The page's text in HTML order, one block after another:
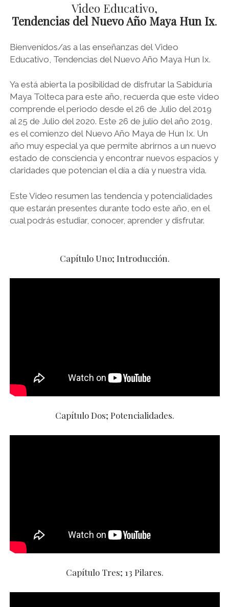
Video Educativo,
Tendencias del Nuevo Año Maya Hun Ix.
Bienvenidos/as a las enseñanzas del Video
Educativo, Tendencias del Nuevo Año Maya Hun Ix.
Ya está abierta la posibilidad de disfrutar la Sabiduría
Maya Tolteca para este año, recuerda que este video
comprende el periodo desde el 26 de Julio del 2019
al 25 de Julio del 2020. Este 26 de julio del año 2019,
es el comienzo del Nuevo Año Maya de Hun Ix. Un
año muy especial ya que permite abrirnos a un nuevo
estado de consciencia y encontrar nuevos espacios y
claridades que potencian el día a día y nuestra vida.
Este Video resumen las tendencia y potencialidades
que estarán presentes durante todo este año, en el
cual podrás estudiar, conocer, aprender y disfrutar.
Capítulo Uno; Introducción.
Capítulo Dos; Potencialidades.
Capítulo Tres; 13 Pilares.